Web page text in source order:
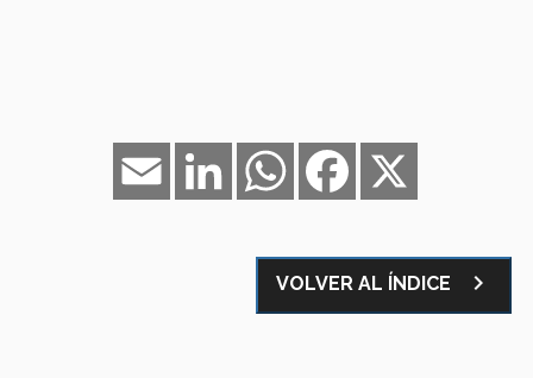
Facebook
WhatsApp
LinkedIn
Email
VOLVER AL ÍNDICE navigate_next